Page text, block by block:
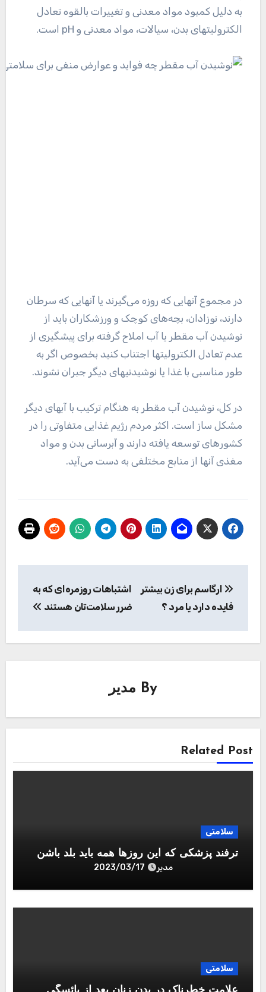
به دلیل کمبود مواد معدنی و تغییرات بالقوه تعادل
الکترولیتهای بدن، سیالات، مواد معدنی و pH است.
در مجموع آنهایی که روزه می‌گیرند یا آنهایی که سرطان
دارند، نوزادان، بچه‌های کوچک و ورزشکاران باید از
نوشیدن آب مقطر یا آب املاح گرفته برای پیشگیری از
عدم تعادل الکترولیتها اجتناب کنید بخصوص اگر به
طور مناسبی با غذا یا نوشیدنیهای دیگر جبران نشوند.
در کل، نوشیدن آب مقطر به هنگام ترکیب با آبهای دیگر
مشکل ساز است. اکثر مردم رژیم غذایی متفاوتی را در
کشورهای توسعه یافته دارند و آبرسانی بدن و مواد
مغذی آنها از منابع مختلفی به دست می‌آید.
نوشته
ارگاسم برای زن بیشتر
فایده دارد یا مرد ؟
اشتباهات روزمره‌ای که به
ضرر سلامت‌تان هستند
By مدیر
Related Post
سلامتی
ترفند پزشکی که این روزها همه باید بلد باشن
مدیر 2023/03/17
سلامتی